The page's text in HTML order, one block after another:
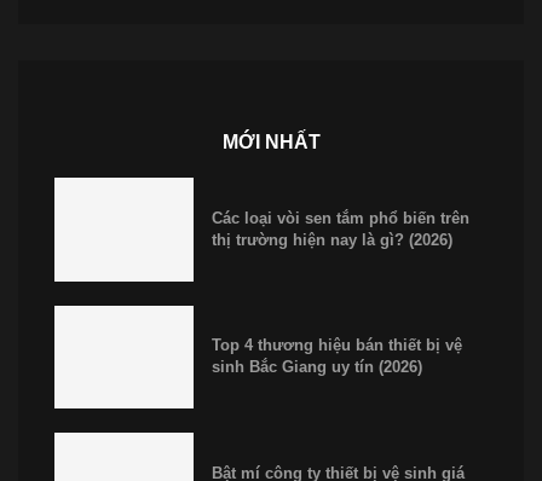
MỚI NHẤT
Các loại vòi sen tắm phổ biến trên
thị trường hiện nay là gì? (2026)
Top 4 thương hiệu bán thiết bị vệ
sinh Bắc Giang uy tín (2026)
Bật mí công ty thiết bị vệ sinh giá